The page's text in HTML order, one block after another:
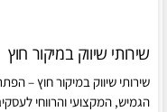
שירותי שיווק במיקור חוץ
שירותי שיווק במיקור חוץ –
הגמיש, המקצועי והרווחי